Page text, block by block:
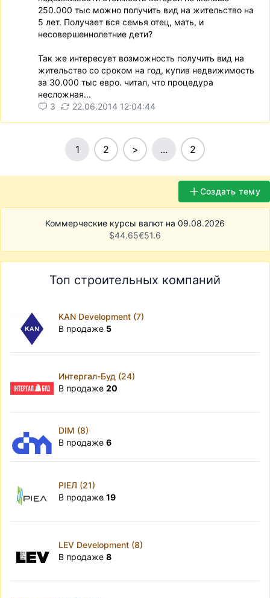
250.000 тыс можно получить вид на жительство на
5 лет. Получает вся семья отец, мать, и
несовершеннолетние дети?
Так же интересует возможность получить вид на
жительство со сроком на год, купив недвижимость
за 30.000 тыс евро. читал, что процедура
несложная...
3
22.06.2014 12:04:44
1 2 > ... 2
Создать тему
Коммерческие курсы валют на 09.08.2026
$44.65€51.6
Топ строительных компаний
KAN Development (7)
В продаже 5
Интергал-Буд (24)
В продаже 20
DIM (8)
В продаже 6
РІЕЛ (21)
В продаже 19
LEV Development (8)
В продаже 8